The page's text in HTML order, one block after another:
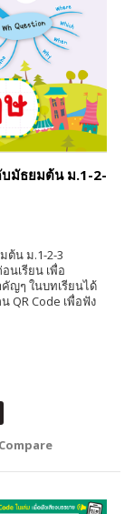
บมัธยมต้น ม.1-2-
ต้น ม.1-2-3
นเรียน เพื่อ
คัญๆ ในบทเรียนได้
QR Code เพื่อฟัง